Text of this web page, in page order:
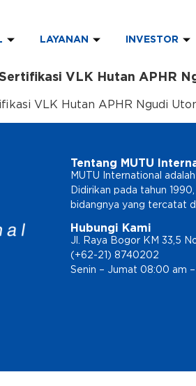
LAYANAN INVESTOR
VLK Hutan APHR
VLK Hutan APHR Ngudi
Tentang MUTU
MUTU International
Didirikan pada tahun
bidangnya yang tercatat
Hubungi Kami
Jl. Raya Bogor KM 33,5
(+62-21) 8740202
Senin – Jumat 08:00 am